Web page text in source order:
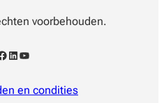
voorbehouden.
LinkedIn YouTube
en condities